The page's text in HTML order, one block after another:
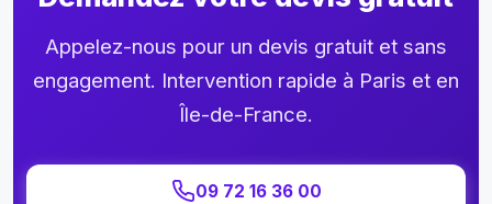
Appelez-nous pour un devis gratuit et sans
engagement. Intervention rapide à Paris et en
Île-de-France.
09 72 16 36 00